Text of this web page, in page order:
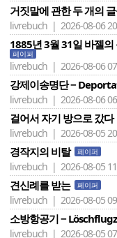
거짓말에 관한 두 개의
livrebuch | 2026-08-06
1885년 3월 31일 바젤
페이퍼
livrebuch | 2026-08-06
강제이송명단 −
livrebuch | 2026-08-06
걸어서 자기 방으로 갔다
livrebuch | 2026-08-05
경작지의 비탈 페이퍼
livrebuch | 2026-08-05
견신례를 받는 페이퍼
livrebuch | 2026-08-05
소방항공기 −
livrebuch | 2026-08-05